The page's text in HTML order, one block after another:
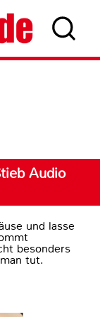
Audio
und lasse
besonders
tut.